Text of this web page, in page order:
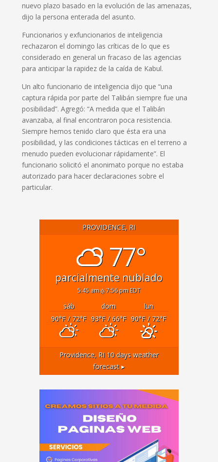
nuevo plazo basado en la evolución de las amenazas,
dijo la persona enterada del asunto.
Funcionarios y exfuncionarios de inteligencia
rechazaron el domingo las críticas de lo que es
considerado en general un fracaso de las agencias
para anticipar la rapidez de la caída de Kabul.
Un alto funcionario de inteligencia dijo que “una
captura rápida por parte del Talibán siempre fue una
posibilidad”. Agregó: “A medida que el Talibán
avanzaba, al final encontraron poca resistencia.
Siempre hemos tenido claro que ésta era una
posibilidad, y las condiciones tácticas en el terreno a
menudo pueden evolucionar rápidamente”. El
funcionario solicitó el anonimato porque no estaba
autorizado para hacer declaraciones sobre el
particular.
PROVIDENCE, RI
77°
parcialmente nublado
5:45 am 7:56 pm EDT
sáb dom
lun
90°F/ 72°F 93°F/ 66°F 90°F/ 72°F
Providence, RI10 days weather
forecast ▸